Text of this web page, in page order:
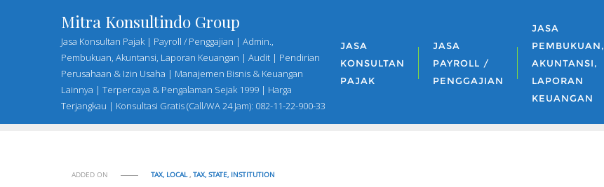
Mitra Konsultindo Group
Jasa Konsultan Pajak | Payroll / Penggajian | Admin.,
Pembukuan, Akuntansi, Laporan Keuangan | Audit | Pendirian
Perusahaan & Izin Usaha | Manajemen Bisnis & Keuangan
Lainnya | Terpercaya & Pengalaman Sejak 1999 | Harga
Terjangkau | Konsultasi Gratis (Call/WA 24 Jam): 082-11-22-900-33
JASA
KONSULTAN
PAJAK
JASA
PAYROLL /
PENGGAJIAN
JASA
PEMBUKUAN,
AKUNTANSI,
LAPORAN
KEUANGAN
ADDED ON TAX, LOCAL,TAX, STATE, INSTITUTION